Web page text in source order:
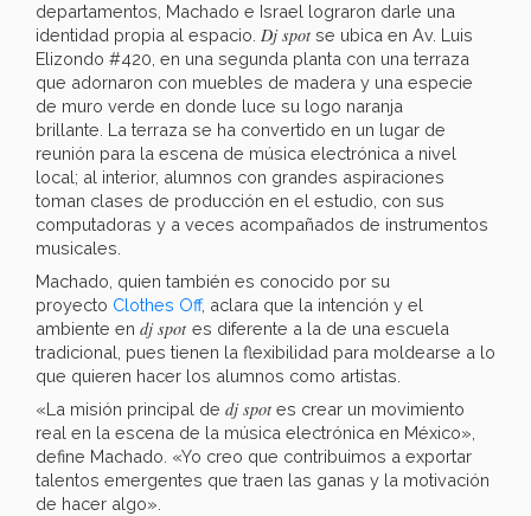
departamentos, Machado e Israel lograron darle una
identidad propia al espacio. Dj spot se ubica en Av. Luis
Elizondo #420, en una segunda planta con una terraza
que adornaron con muebles de madera y una especie
de muro verde en donde luce su logo naranja
brillante. La terraza se ha convertido en un lugar de
reunión para la escena de música electrónica a nivel
local; al interior, alumnos con grandes aspiraciones
toman clases de producción en el estudio, con sus
computadoras y a veces acompañados de instrumentos
musicales.
Machado, quien también es conocido por su
proyecto Clothes Off, aclara que la intención y el
ambiente en dj spot es diferente a la de una escuela
tradicional, pues tienen la flexibilidad para moldearse a lo
que quieren hacer los alumnos como artistas.
«La misión principal de dj spot es crear un movimiento
real en la escena de la música electrónica en México»,
define Machado. «Yo creo que contribuimos a exportar
talentos emergentes que traen las ganas y la motivación
de hacer algo».